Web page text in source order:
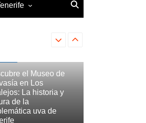
San Cristóbal de la LagunaDescubre el Parque
el Museo de
en Los
La historia y
de la
uva de